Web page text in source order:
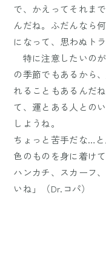
で、かえってそれま
んだね。ふだんなら
になって、思わぬト
特に注意したいの
の季節でもあるから
れることもあるんだ
て、運とある人との
しようね。
ちょっと苦手だな…
色のものを身に着け
ハンカチ、スカーフ
いね」（Dr.コパ）